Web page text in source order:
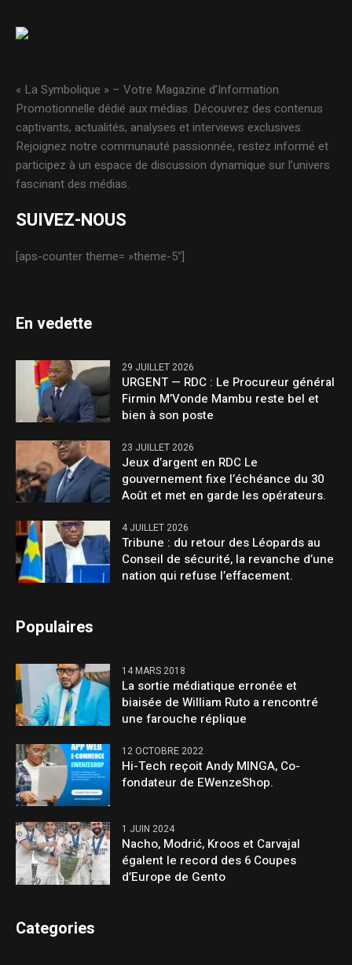
« La Symbolique » – Votre Magazine d’Information
Promotionnelle dédié aux médias. Découvrez des contenus
captivants, actualités, analyses et interviews exclusives.
Rejoignez notre communauté passionnée, restez informé et
participez à un espace de discussion dynamique sur l’univers
fascinant des médias.
SUIVEZ-NOUS
[aps-counter theme= »theme-5″]
En vedette
29 JUILLET 2026
URGENT — RDC : Le Procureur général
Firmin M’Vonde Mambu reste bel et
bien à son poste
23 JUILLET 2026
Jeux d’argent en RDC Le
gouvernement fixe l’échéance du 30
Août et met en garde les opérateurs.
4 JUILLET 2026
Tribune : du retour des Léopards au
Conseil de sécurité, la revanche d’une
nation qui refuse l’effacement.
Populaires
14 MARS 2018
La sortie médiatique erronée et
biaisée de William Ruto a rencontré
une farouche réplique
12 OCTOBRE 2022
Hi-Tech reçoit Andy MINGA, Co-
fondateur de EWenzeShop.
1 JUIN 2024
Nacho, Modrić, Kroos et Carvajal
égalent le record des 6 Coupes
d’Europe de Gento
Categories